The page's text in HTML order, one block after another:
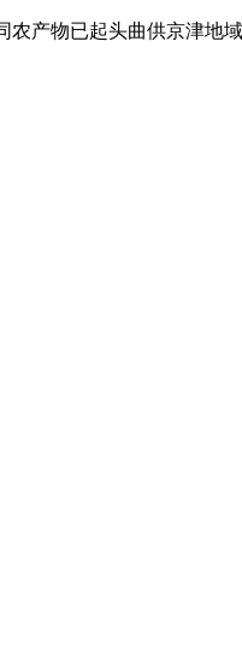
产物已起头曲供京津地